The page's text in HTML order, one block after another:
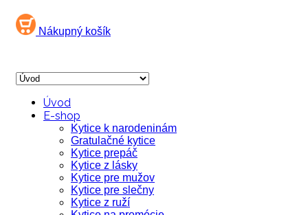
Nákupný košík
Úvod
E-shop
Kytice k narodeninám
Gratulačné kytice
Kytice prepáč
Kytice z lásky
Kytice pre mužov
Kytice pre slečny
Kytice z ruží